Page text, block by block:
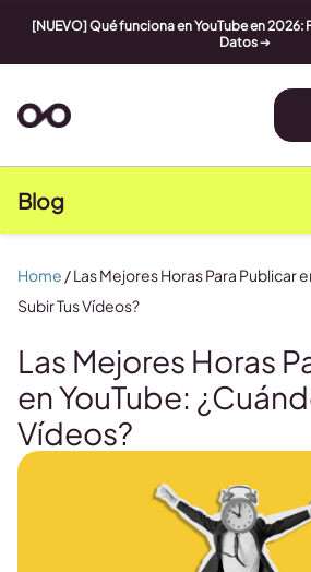
[NUEVO] Qué funciona en YouTube en
Datos➔
Blog
Las Mejores Horas
en YouTube:
Vídeos?
Home /Las Mejores Horas Para Publicar
Subir Tus Vídeos?